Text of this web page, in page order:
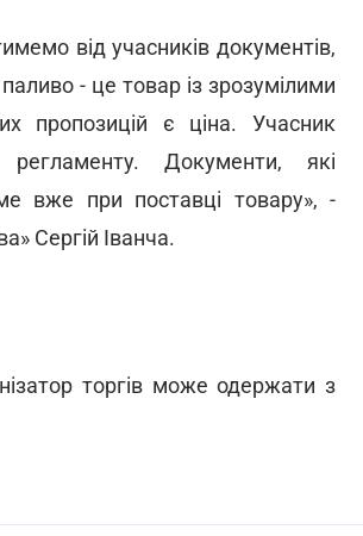
від учасників документів,
- це товар із зрозумілими
пропозицій є ціна. Учасник
Документи, які
вже при поставці товару», -
Сергій Іванча.
торгів може одержати з